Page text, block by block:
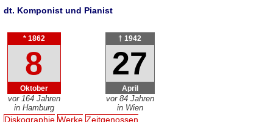
dt. Komponist und Pianist
* 1862
8
Oktober
vor 164 Jahren
in Hamburg
† 1942
27
April
vor 84 Jahren
in Wien
Diskographie Werke Zeitgenossen